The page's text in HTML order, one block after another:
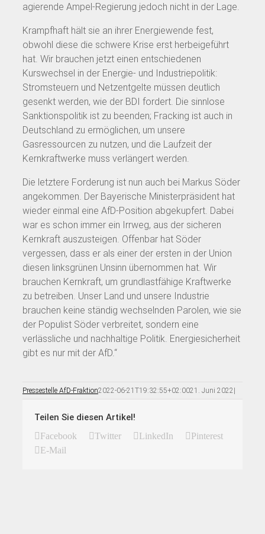
agierende Ampel-Regierung jedoch nicht in der Lage.
Krampfhaft hält sie an ihrer Energiewende fest,
obwohl diese die schwere Krise erst herbeigeführt
hat. Wir brauchen jetzt einen entschiedenen
Kurswechsel in der Energie- und Industriepolitik:
Stromsteuern und Netzentgelte müssen deutlich
gesenkt werden, wie der BDI fordert. Die sinnlose
Sanktionspolitik ist zu beenden; Fracking ist auch in
Deutschland zu ermöglichen, um unsere
Gasressourcen zu nutzen, und die Laufzeit der
Kernkraftwerke muss verlängert werden.
Die letztere Forderung ist nun auch bei Markus Söder
angekommen. Der Bayerische Ministerpräsident hat
wieder einmal eine AfD-Position abgekupfert. Dabei
war es schon immer ein Irrweg, aus der sicheren
Kernkraft auszusteigen. Offenbar hat Söder
vergessen, dass er als einer der ersten in der Union
diesen linksgrünen Unsinn übernommen hat. Wir
brauchen Kernkraft, um grundlastfähige Kraftwerke
zu betreiben. Unser Land und unsere Industrie
brauchen keine ständig wechselnden Parolen, wie sie
der Populist Söder verbreitet, sondern eine
verlässliche und nachhaltige Politik. Energiesicherheit
gibt es nur mit der AfD.“
Pressestelle AfD-Fraktion2022-06-21T19:32:55+02:0021. Juni 2022 |
Teilen Sie diesen Artikel!
Facebook Twitter LinkedIn
Pinterest
E-Mail